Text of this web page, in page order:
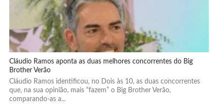
Cláudio Ramos aponta as duas melhores concorrentes do Big
Brother Verão
Cláudio Ramos identificou, no Dois às 10, as duas concorrentes
que, na sua opinião, mais “fazem” o Big Brother Verão,
comparando-as a...